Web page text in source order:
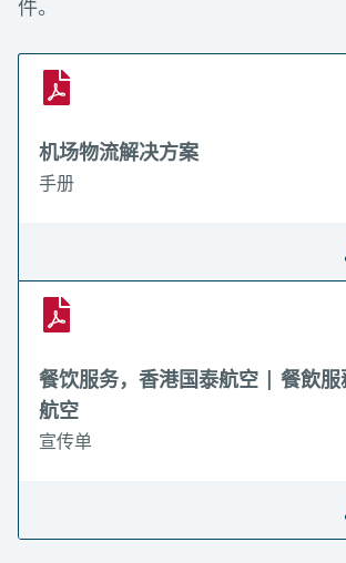
件。
机场物流解决方案
手册
餐饮服务，香港国泰航空 | 餐飲服
航空
宣传单